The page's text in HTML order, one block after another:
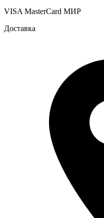
VISA MasterCard МИР
Доставка